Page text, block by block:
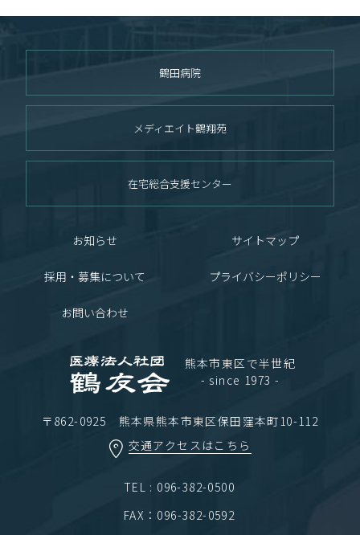
熊本市東区で半世紀
- since 1973 -
〒862-0925 熊本県熊本市東区保田窪本町10-112
交通アクセスはこちら
TEL : 096-382-0500
FAX：096-382-0592
鶴田病院
メディエイト鶴翔苑
在宅総合支援センター
お知らせ サイトマップ
採用・募集について プライバシーポリシー
お問い合わせ